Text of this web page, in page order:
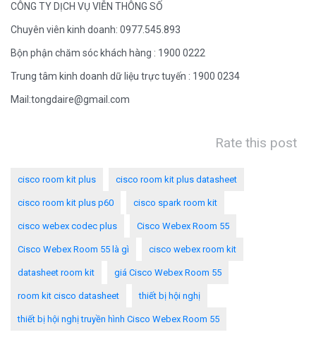
CÔNG TY DỊCH VỤ VIỄN THÔNG SỐ
Chuyên viên kinh doanh: 0977.545.893
Bộn phận chăm sóc khách hàng : 1900 0222
Trung tâm kinh doanh dữ liệu trực tuyến : 1900 0234
Mail:tongdaire@gmail.com
Rate this post
cisco room kit plus cisco room kit plus datasheet
cisco room kit plus p60 cisco spark room kit
cisco webex codec plus Cisco Webex Room 55
Cisco Webex Room 55 là gì cisco webex room kit
datasheet room kit giá Cisco Webex Room 55
room kit cisco datasheet thiết bị hội nghị
thiết bị hội nghị truyền hình Cisco Webex Room 55